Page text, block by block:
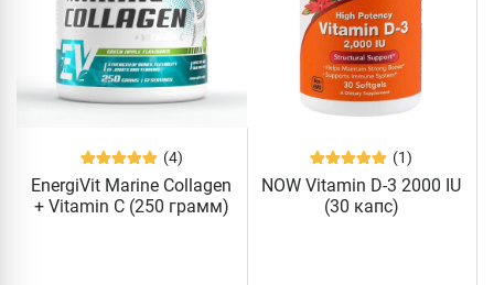
(4)
EnergiVit Marine Collagen
+ Vitamin C (250 грамм)
(1)
NOW Vitamin D-3 2000 IU
(30 капс)